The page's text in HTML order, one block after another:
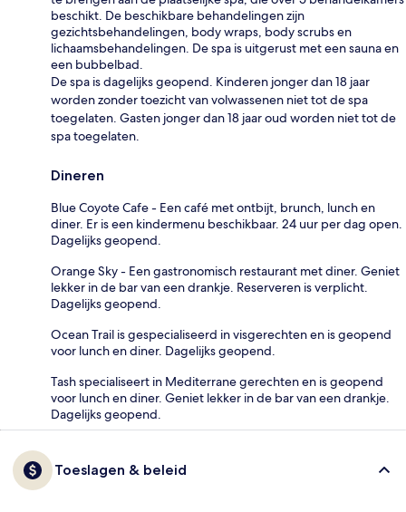
beschikt. De beschikbare behandelingen zijn
gezichtsbehandelingen, body wraps, body scrubs en
lichaamsbehandelingen. De spa is uitgerust met een sauna en
een bubbelbad.
De spa is dagelijks geopend. Kinderen jonger dan 18 jaar
worden zonder toezicht van volwassenen niet tot de spa
toegelaten. Gasten jonger dan 18 jaar oud worden niet tot de
spa toegelaten.
Dineren
Blue Coyote Cafe - Een café met ontbijt, brunch, lunch en
diner. Er is een kindermenu beschikbaar. 24 uur per dag open.
Dagelijks geopend.
Orange Sky - Een gastronomisch restaurant met diner. Geniet
lekker in de bar van een drankje. Reserveren is verplicht.
Dagelijks geopend.
Ocean Trail is gespecialiseerd in visgerechten en is geopend
voor lunch en diner. Dagelijks geopend.
Tash specialiseert in Mediterrane gerechten en is geopend
voor lunch en diner. Geniet lekker in de bar van een drankje.
Dagelijks geopend.
Toeslagen & beleid